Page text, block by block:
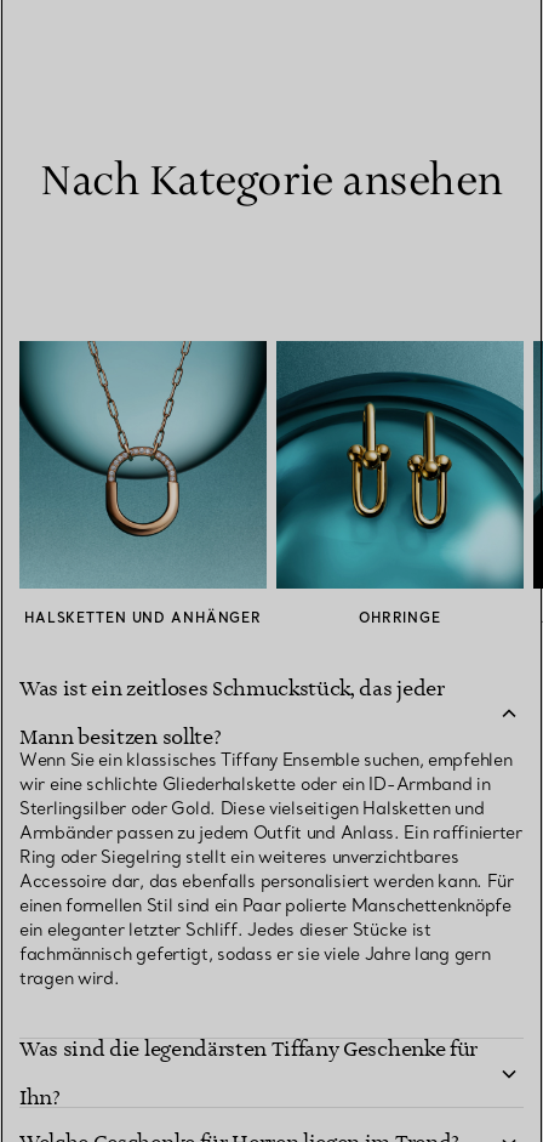
Nach Kategorie ansehen
HALSKETTEN UND ANHÄNGER OHRRINGE
Was ist ein zeitloses Schmuckstück, das jeder
Mann besitzen sollte?
Wenn Sie ein klassisches Tiffany Ensemble suchen, empfehlen
wir eine schlichte Gliederhalskette oder ein ID-Armband in
Sterlingsilber oder Gold. Diese vielseitigen Halsketten und
Armbänder passen zu jedem Outfit und Anlass. Ein raffinierter
Ring oder Siegelring stellt ein weiteres unverzichtbares
Accessoire dar, das ebenfalls personalisiert werden kann. Für
einen formellen Stil sind ein Paar polierte Manschettenknöpfe
ein eleganter letzter Schliff. Jedes dieser Stücke ist
fachmännisch gefertigt, sodass er sie viele Jahre lang gern
tragen wird.
Was sind die legendärsten Tiffany Geschenke für
Ihn?